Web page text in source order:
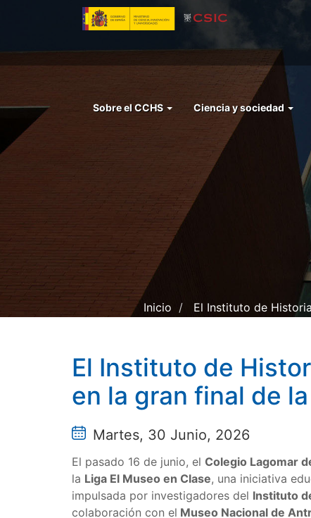
principal
Menu
Sobre el CCHS Ciencia y sociedad
Inicio El Instituto de
El Instituto de
en la gran final de
Martes, 30 Junio, 2026
El pasado 16 de junio, el Colegio Lagomar
la Liga El Museo en Clase, una iniciativa
impulsada por investigadores del Instituto
colaboración con el Museo Nacional de